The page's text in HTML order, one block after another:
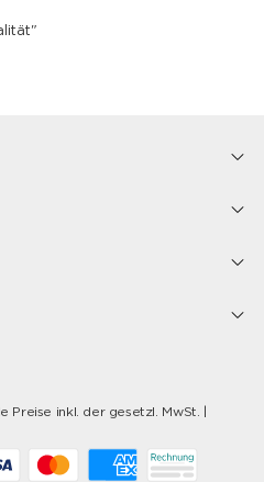
Preise inkl. der gesetzl. MwSt. |